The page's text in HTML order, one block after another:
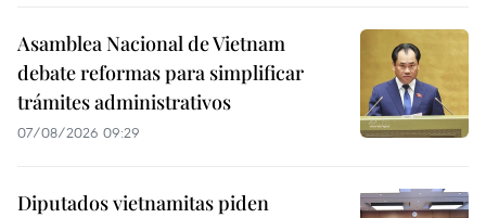
Asamblea Nacional de Vietnam
debate reformas para simplificar
trámites administrativos
07/08/2026 09:29
Diputados vietnamitas piden